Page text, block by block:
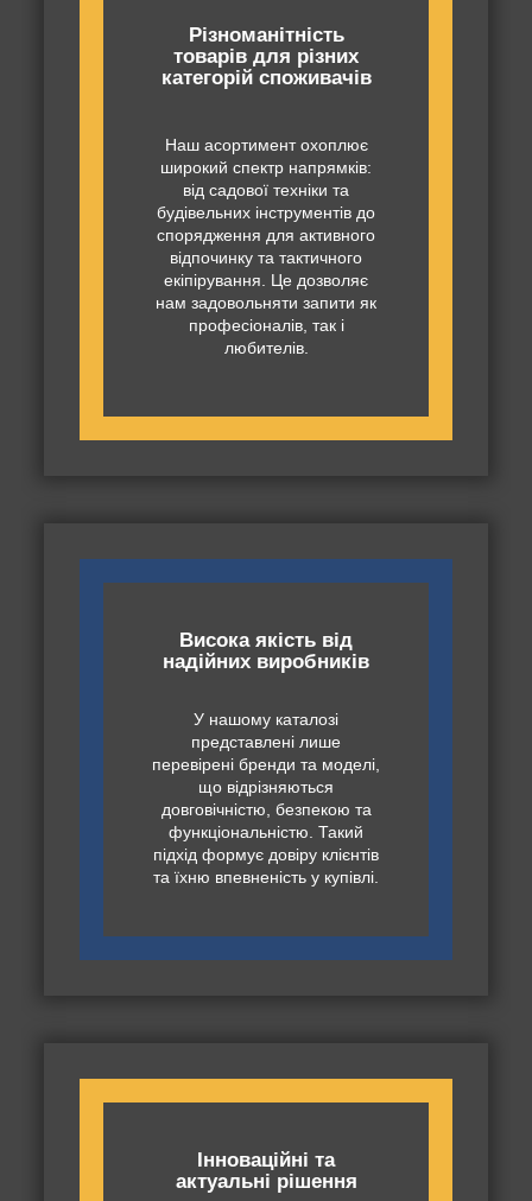
Різноманітність
товарів для різних
категорій споживачів
Наш асортимент охоплює
широкий спектр напрямків:
від садової техніки та
будівельних інструментів до
спорядження для активного
відпочинку та тактичного
екіпірування. Це дозволяє
нам задовольняти запити як
професіоналів, так і
любителів.
Висока якість від
надійних виробників
У нашому каталозі
представлені лише
перевірені бренди та моделі,
що відрізняються
довговічністю, безпекою та
функціональністю. Такий
підхід формує довіру клієнтів
та їхню впевненість у купівлі.
Інноваційні та
актуальні рішення